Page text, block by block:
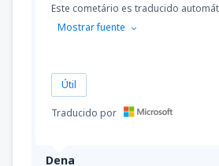
Dena
Este cometário es traducido
Mostrar fuente
Útil
Traducido por